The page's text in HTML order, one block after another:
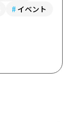
# イベント